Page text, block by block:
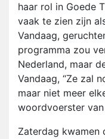
haar rol in Goede
vaak te zien zijn
Vandaag,
programma zou
Nederland, maar
Vandaag, “Ze zal
maar niet meer
woordvoerster van
Zaterdag kwamen